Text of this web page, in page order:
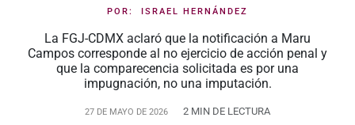
POR: ISRAEL HERNÁNDEZ
La FGJ-CDMX aclaró que la notificación a Maru
Campos corresponde al no ejercicio de acción penal y
que la comparecencia solicitada es por una
impugnación, no una imputación.
27 DE MAYO DE 2026 2 MIN DE LECTURA